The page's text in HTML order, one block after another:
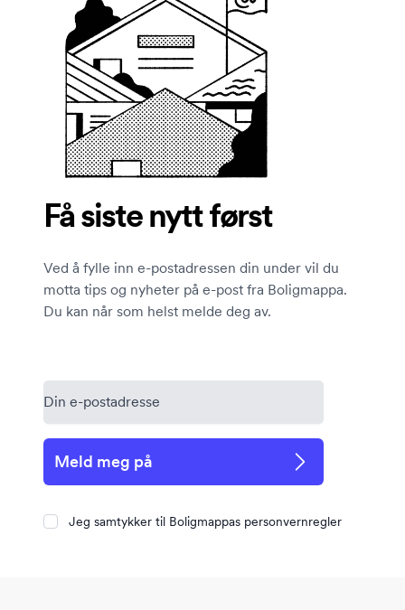
Få siste nytt først
Ved å fylle inn e-postadressen din under vil du
motta tips og nyheter på e-post fra Boligmappa.
Du kan når som helst melde deg av.
Meld meg på
Jeg samtykker til Boligmappas personvernregler